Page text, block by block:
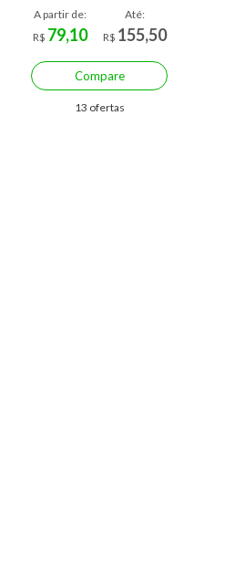
A partir de:
R$ 79,10
Até:
R$ 155,50
Compare
13 ofertas